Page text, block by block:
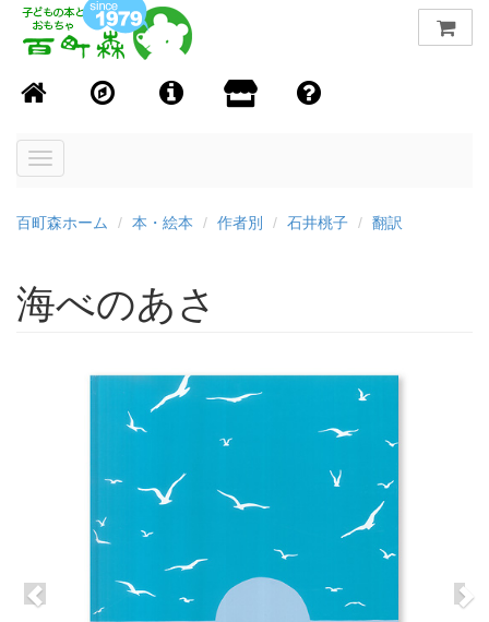
Toggle
百町森ホーム 本・絵本 作者別 石井桃子 翻訳
海べのあさ